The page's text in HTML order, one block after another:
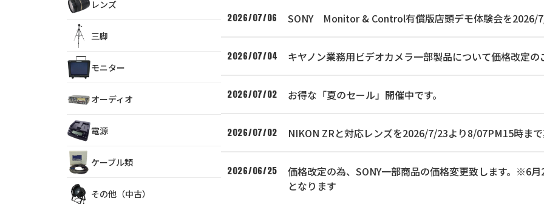
2026/07/06 SONY Monitor & Control有償版店頭デモ体験会を2026/
2026/07/04 キヤノン業務用ビデオカメラ一部製品について価格改定の
2026/07/02 お得な「夏のセール」開催中です。
2026/07/02 NIKON ZRと対応レンズを2026/7/23より8/07PM15時ま
2026/06/25
価格改定の為、SONY一部商品の価格変更致します。※6
となります
レンズ
三脚
モニター
オーディオ
電源
ケーブル類
その他（中古）